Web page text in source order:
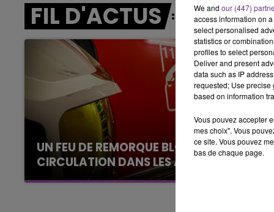
FIL D'ACTUS
UN FEU DE REMORQUE BLOQUE LA
CIRCULATION DANS LES ARDENNES
Un feu de remorque s'est déclaré ce mercredi
We and our (447)
access information on
select personalised
statistics or
profiles to select
Deliver and present
data such as IP
requested; Use precise
based on information
Vous pouvez accepter
mes choix". Vous
ce site. Vous pouvez
bas de chaque page.